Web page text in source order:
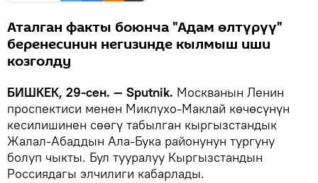
Аталган факты боюнча "Адам өлтүрүү"
беренесинин негизинде кылмыш иши
козголду
БИШКЕК, 29-сен. — Sputnik. Москванын Ленин
проспектиси менен Миклухо-Маклай көчөсүнүн
кесилишинен сөөгү табылган кыргызстандык
Жалал-Абаддын Ала-Бука районунун тургуну
болуп чыкты. Бул тууралуу Кыргызстандын
Россиядагы элчилиги кабарлады.